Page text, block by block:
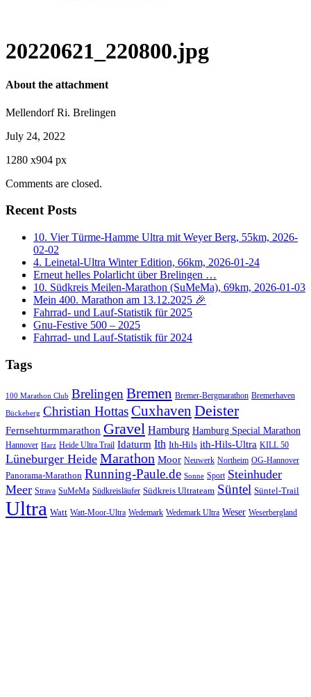
20220621_220800.jpg
About the attachment
Mellendorf Ri. Brelingen
July 24, 2022
1280 x904 px
Comments are closed.
Recent Posts
10. Vier Türme-Hamme Ultra mit Weyer Berg, 55km, 2026-
02-02
4. Leinetal-Ultra Winter Edition, 66km, 2026-01-24
Erneut helles Polarlicht über Brelingen …
10. Südkreis Meilen-Marathon (SuMeMa), 69km, 2026-01-03
Mein 400. Marathon am 13.12.2025 🎉
Fahrrad- und Lauf-Statistik für 2025
Gnu-Festive 500 – 2025
Fahrrad- und Lauf-Statistik für 2024
Tags
100 Marathon Club BrelingenBremen Bremer-Bergmarathon Bremerhaven
Bückeberg Christian HottasCuxhaven Deister
Fernsehturmmarathon Gravel Hamburg Hamburg Special Marathon
Hannover Harz Heide Ultra Trail Idaturm Ith Ith-Hils ith-Hils-Ultra KILL 50
Lüneburger Heide Marathon Moor Neuwerk Northeim OG-Hannover
Panorama-Marathon Running-Paule.de Sonne Sport Steinhuder
Meer Strava SuMeMa Südkreisläufer Südkreis Ultrateam Süntel Süntel-Trail
Ultra Watt Watt-Moor-Ultra Wedemark Wedemark Ultra Weser Weserbergland